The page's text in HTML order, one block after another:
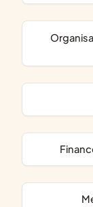
organisation de professions médicales ou